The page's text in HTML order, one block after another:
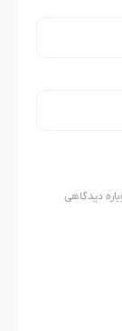
دیدگاهی